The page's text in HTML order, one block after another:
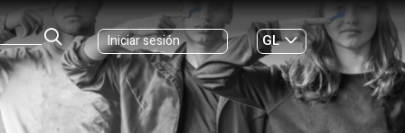
Iniciar sesión
GL
ES|